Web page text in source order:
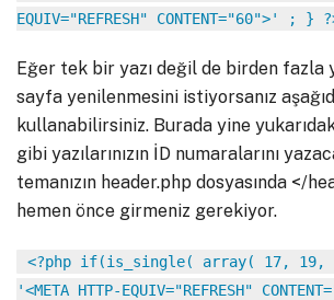
EQUIV="REFRESH" CONTENT="60">' ; }
Eğer tek bir yazı değil de birden fazla
sayfa yenilenmesini istiyorsanız
kullanabilirsiniz. Burada yine
gibi yazılarınızın İD numaralarını
temanızın header.php dosyasında </
hemen önce girmeniz gerekiyor.
<?php if(is_single( array( 17,
'<META HTTP-EQUIV="REFRESH"